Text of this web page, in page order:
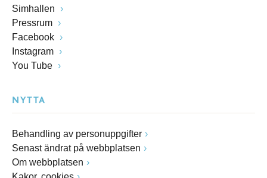
Simhallen
Pressrum
Facebook
Instagram
You Tube
NYTTA
Behandling av personuppgifter
Senast ändrat på webbplatsen
Om webbplatsen